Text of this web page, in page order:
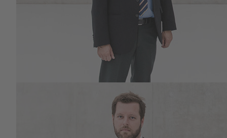
wollen. Nicht lauter, sondern wirksamer.
Nicht weiter im Außen, sondern tiefer im
Wesentlichen. 3 x 3 Tage
08.12. – 10.12.2026 Hotel Gersfelder Hof